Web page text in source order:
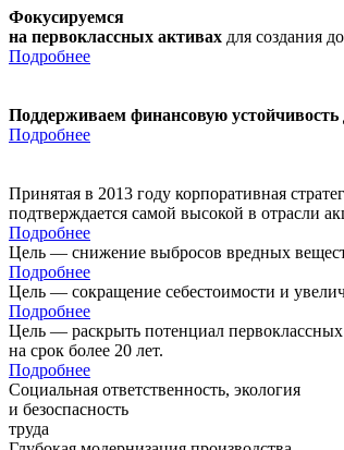
Фокусируемся
на первоклассных активах для создания
Подробнее
Поддерживаем финансовую устойчивость
Подробнее
Принятая в 2013 году корпоративная
подтверждается самой высокой в отрасли
Подробнее
Цель — снижение выбросов вредных
Подробнее
Цель — сокращение себестоимости и
Подробнее
Цель — раскрыть потенциал
на срок более 20 лет.
Подробнее
Социальная ответственность, экология
и безоспасность
труда